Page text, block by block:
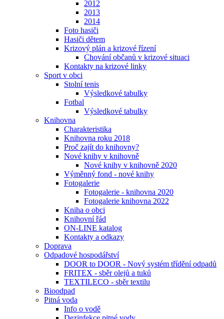
2012
2013
2014
Foto hasiči
Hasiči dětem
Krizový plán a krizové řízení
Chování občanů v krizové situaci
Kontakty na krizové linky
Sport v obci
Stolní tenis
Výsledkové tabulky
Fotbal
Výsledkové tabulky
Knihovna
Charakteristika
Knihovna roku 2018
Proč zajít do knihovny?
Nové knihy v knihovně
Nové knihy v knihovně 2020
Výměnný fond - nové knihy
Fotogalerie
Fotogalerie - knihovna 2020
Fotogalerie knihovna 2022
Kniha o obci
Knihovní řád
ON-LINE katalog
Kontakty a odkazy
Doprava
Odpadové hospodářství
DOOR to DOOR - Nový systém třídění odpadů
FRITEX - sběr olejů a tuků
TEXTILECO - sběr textilu
Bioodpad
Pitná voda
Info o vodě